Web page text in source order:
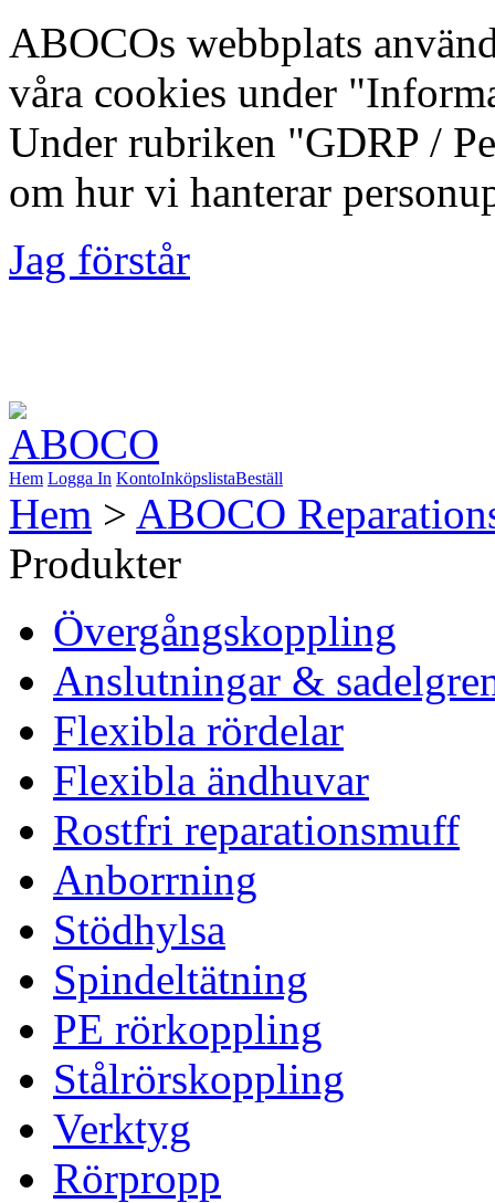
ABOCOs webbplats
våra cookies under
Under rubriken "GDRP /
om hur vi hanterar
Jag förstår
Hem Logga In KontoInköpslistaBeställ
Hem > ABOCO
Produkter
Övergångskoppling
Anslutningar &
Flexibla rördelar
Flexibla ändhuvar
Rostfri reparationsmuff
Anborrning
Stödhylsa
Spindeltätning
PE rörkoppling
Stålrörskoppling
Verktyg
Rörpropp